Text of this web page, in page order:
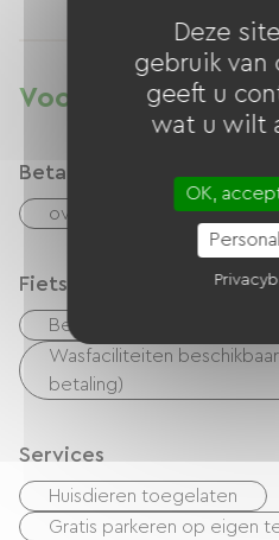
Voorzieningen
Betaalmethoden
overdracht checks
Fietsontvangstservice
Beveiligde fietsenstalling
Wasfaciliteiten
betaling)
Services
Huisdieren toegelaten
Gratis parkeren op eigen
Deze
gebruik van
geeft u
wat u wilt
OK,